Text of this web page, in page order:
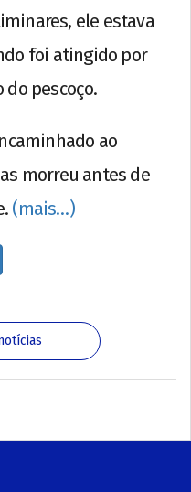
ele estava
foi atingido por
do pescoço.
ao
morreu antes de
(mais…)